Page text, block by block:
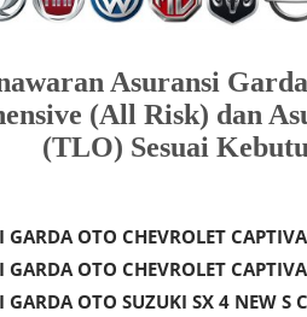
Asuransi
(All Risk) dan
(TLO) Sesuai
GARDA OTO CHEVROLET
GARDA OTO CHEVROLET
GARDA OTO SUZUKI SX 4 NEW S